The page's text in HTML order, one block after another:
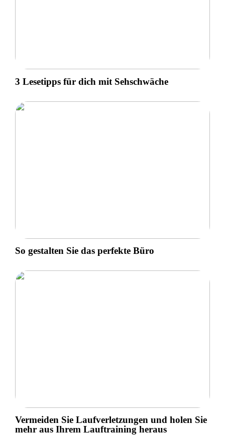
3 Lesetipps für dich mit Sehschwäche
So gestalten Sie das perfekte Büro
Vermeiden Sie Laufverletzungen und holen Sie
mehr aus Ihrem Lauftraining heraus